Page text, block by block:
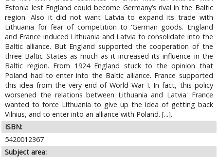
Estonia lest England could become Germany’s rival in the Baltic
region. Also it did not want Latvia to expand its trade with
Lithuania for fear of competition to 'German goods. England
and France induced Lithuania and Latvia to consolidate into the
Baltic alliance. But England supported the cooperation of the
three Baltic States as much as it increased its influence in the
Baltic region. From 1924 England stuck to the opinion that
Poland had to enter into the Baltic alliance. France supported
this idea from the very end of World War I. In fact, this policy
worsened the relations between Lithuania and Latvia' France
wanted to force Lithuania to give up the idea of getting back
Vilnius, and to enter into an alliance with Poland. [...].
ISBN:
5420012367
Subject area: